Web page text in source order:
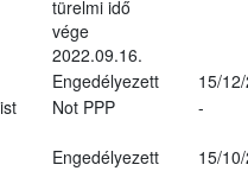
türelmi idő
vége
2022.09.16.
Engedélyezett
15/
Not PPP
-
Engedélyezett 15/